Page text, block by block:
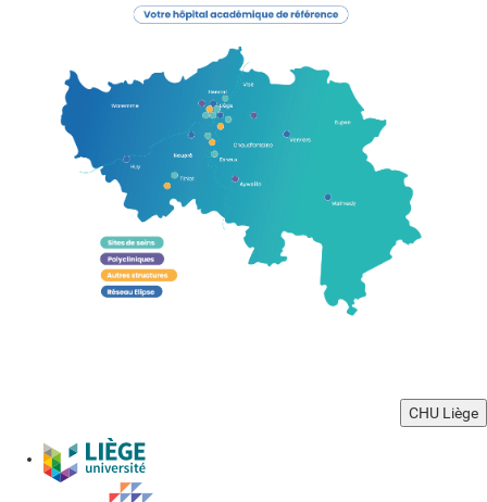
CHU Liège